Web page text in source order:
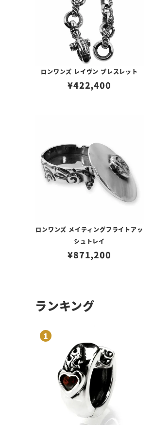
ロンワンズ レイヴン ブレスレット
¥422,400
ロンワンズ メイティングフライトアッ
シュトレイ
¥871,200
ランキング